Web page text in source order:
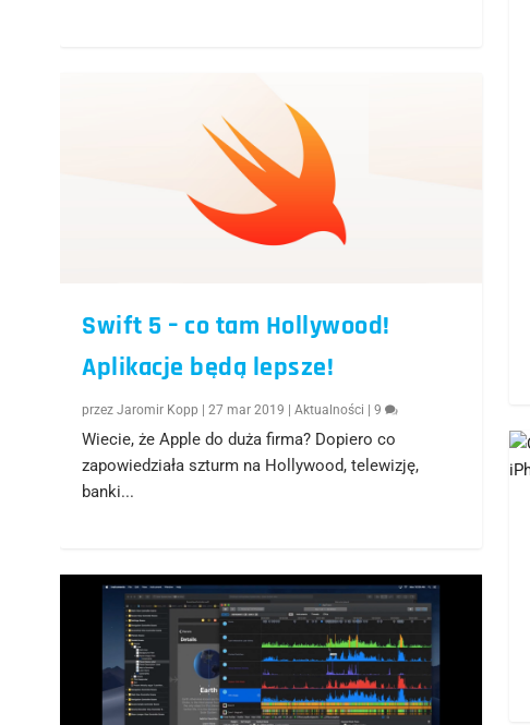
Swift 5 – co tam Hollywood!
Aplikacje będą lepsze!
przezJaromir Kopp |27 mar 2019 |Aktualności |9
Wiecie, że Apple do duża firma? Dopiero co
zapowiedziała szturm na Hollywood, telewizję,
banki...